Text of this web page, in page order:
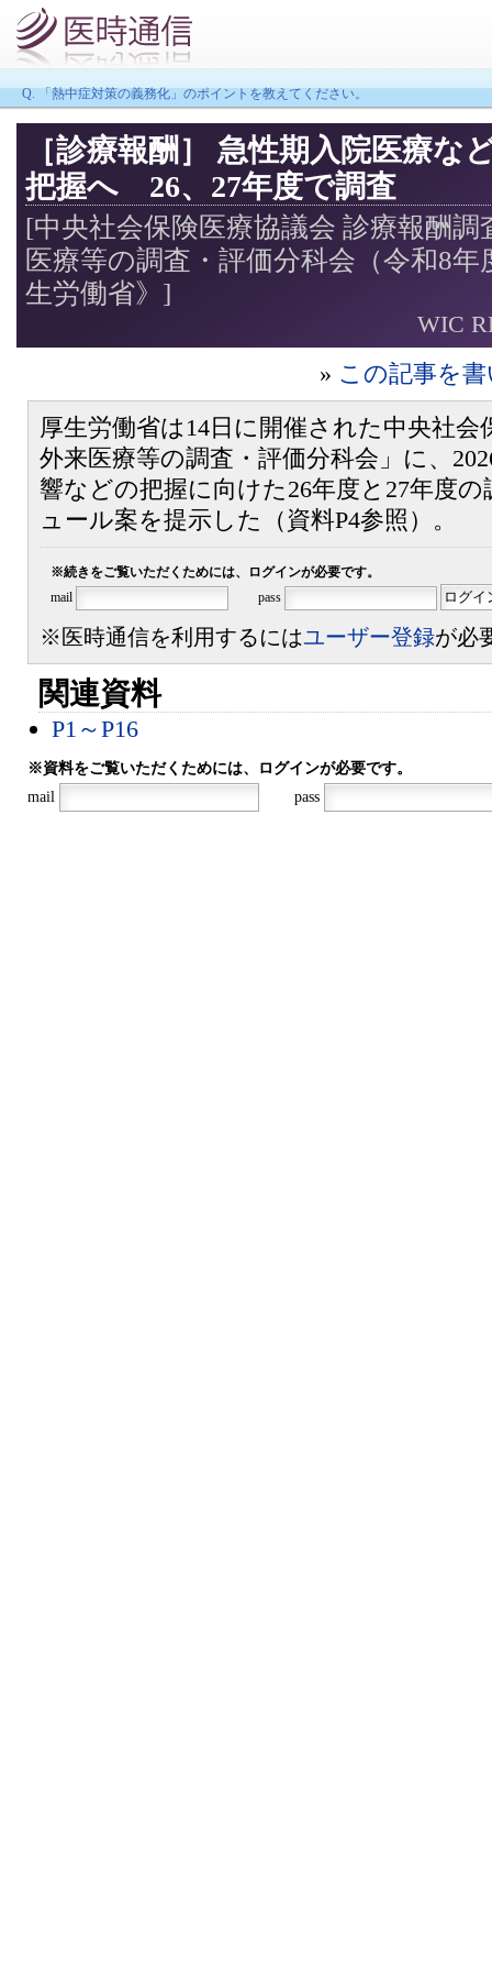
Q. 「熱中症対策の義務化」のポイントを教えてください。
［診療報酬］ 急性期入院医療な
把握へ 26、27年度で調査
[中央社会保険医療協議会 診療報酬調
医療等の調査・評価分科会（令和8
生労働省》]
WIC
» この記事を
厚生労働省は14日に開催された中央社会
外来医療等の調査・評価分科会」に、
響などの把握に向けた26年度と27年度
ュール案を提示した（資料P4参照）。
※続きをご覧いただくためには、ログインが必要です。
mail
pass
※医時通信を利用するにはユーザー登録が必
関連資料
P1～P16
※資料をご覧いただくためには、ログインが必要です。
mail
pass